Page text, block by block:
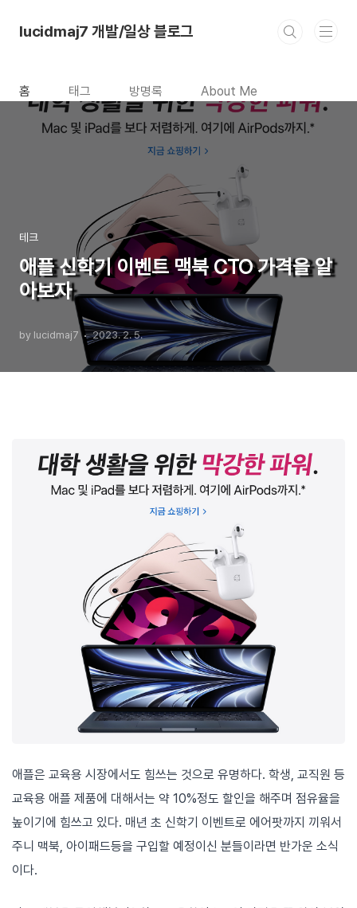
lucidmaj7 개발/일상 블로그
홈 태그 방명록 About Me
테크
애플 신학기 이벤트 맥북 CTO 가격을 알
아보자
by lucidmaj7 2023. 2. 5.
애플은 교육용 시장에서도 힘쓰는 것으로 유명하다. 학생, 교직원 등
교육용 애플 제품에 대해서는 약 10%정도 할인을 해주며 점유율을
높이기에 힘쓰고 있다. 매년 초 신학기 이벤트로 에어팟까지 끼워서
주니 맥북, 아이패드등을 구입할 예정이신 분들이라면 반가운 소식
이다.